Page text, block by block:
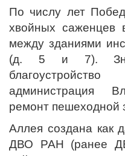
По числу лет
хвойных саженцев
между зданиями
(д. 5 и 7).
администрация
ремонт пешеходной
Аллея создана как
ДВО РАН (ранее